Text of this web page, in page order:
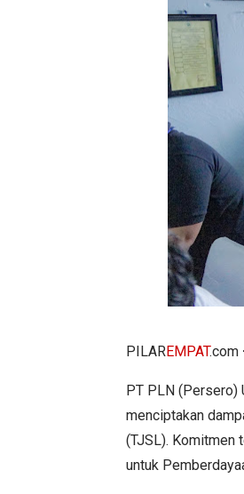
PILAREMPAT.com
PT PLN (Persero)
menciptakan
(TJSL). Komitmen
untuk